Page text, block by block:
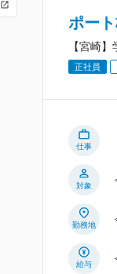
ポー
【宮崎
正社員
仕事
対象
勤務地
給与